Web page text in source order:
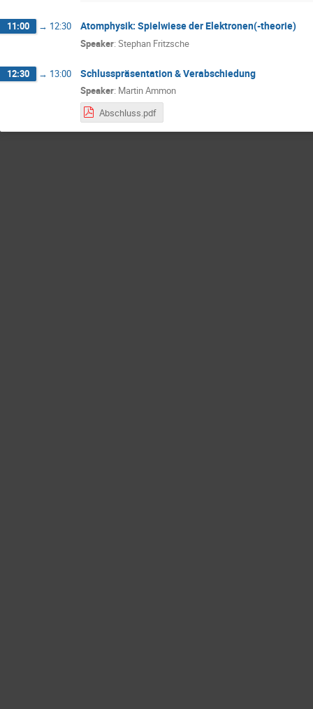
11:00 → 12:30 Atomphysik: Spielwiese der Elektronen(-theorie)
Speaker: Stephan Fritzsche
12:30 → 13:00 Schlusspräsentation & Verabschiedung
Speaker: Martin Ammon
Abschluss.pdf